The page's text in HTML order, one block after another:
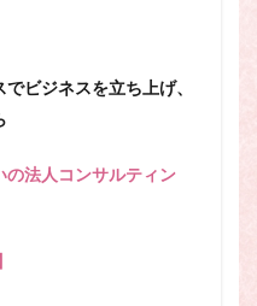
ビジネスを立ち上げ、
法人コンサルティン